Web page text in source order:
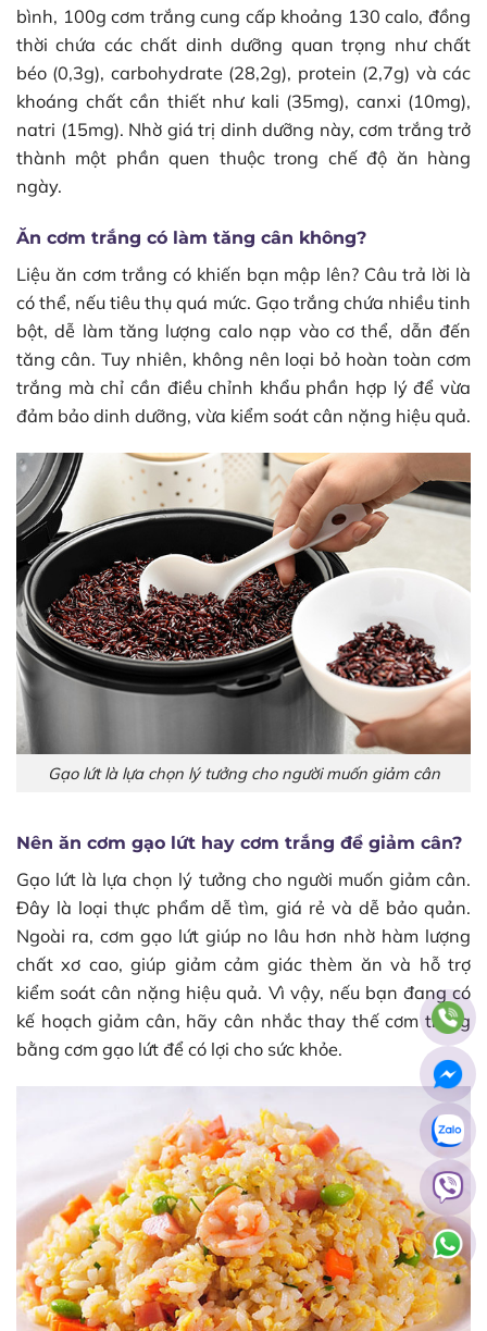
bình, 100g cơm trắng cung cấp khoảng 130 calo, đồng
thời chứa các chất dinh dưỡng quan trọng như chất
béo (0,3g), carbohydrate (28,2g), protein (2,7g) và các
khoáng chất cần thiết như kali (35mg), canxi (10mg),
natri (15mg). Nhờ giá trị dinh dưỡng này, cơm trắng trở
thành một phần quen thuộc trong chế độ ăn hàng
ngày.
Ăn cơm trắng có làm tăng cân không?
Liệu ăn cơm trắng có khiến bạn mập lên? Câu trả lời là
có thể, nếu tiêu thụ quá mức. Gạo trắng chứa nhiều tinh
bột, dễ làm tăng lượng calo nạp vào cơ thể, dẫn đến
tăng cân. Tuy nhiên, không nên loại bỏ hoàn toàn cơm
trắng mà chỉ cần điều chỉnh khẩu phần hợp lý để vừa
đảm bảo dinh dưỡng, vừa kiểm soát cân nặng hiệu quả.
Gạo lứt là lựa chọn lý tưởng cho người muốn giảm cân
Nên ăn cơm gạo lứt hay cơm trắng để giảm cân?
Gạo lứt là lựa chọn lý tưởng cho người muốn giảm cân.
Đây là loại thực phẩm dễ tìm, giá rẻ và dễ bảo quản.
Ngoài ra, cơm gạo lứt giúp no lâu hơn nhờ hàm lượng
chất xơ cao, giúp giảm cảm giác thèm ăn và hỗ trợ
kiểm soát cân nặng hiệu quả. Vì vậy, nếu bạn đang có
kế hoạch giảm cân, hãy cân nhắc thay thế cơm trắng
bằng cơm gạo lứt để có lợi cho sức khỏe.